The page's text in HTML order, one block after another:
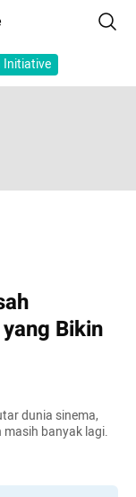
Initiative
Bikin
dunia sinema,
masih banyak lagi.